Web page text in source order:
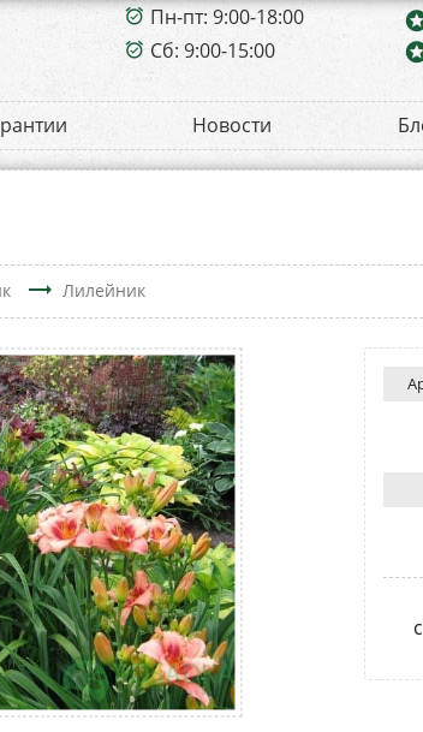
alarm_on Пн-пт: 9:00-18:00
alarm_on Сб: 9:00-15:00
Новости
trending_flat Лилейник